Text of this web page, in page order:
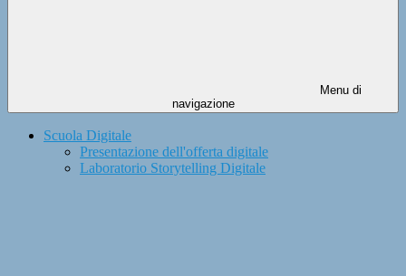
Menu di
navigazione
Scuola Digitale
Presentazione dell'offerta digitale
Laboratorio Storytelling Digitale